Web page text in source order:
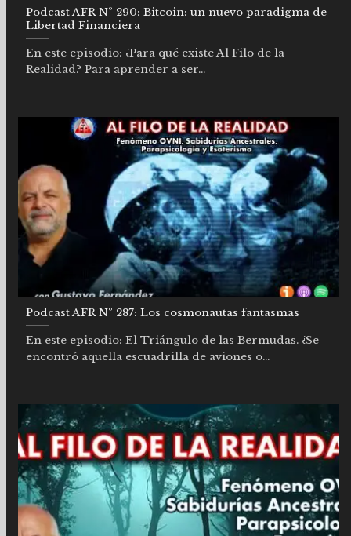
Podcast AFR Nº 290: Bitcoin: un nuevo paradigma de
Libertad Financiera
En este episodio: ¿Para qué existe Al Filo de la
Realidad? Para aprender a ser...
Podcast AFR Nº 287: Los cosmonautas fantasmas
En este episodio: El Triángulo de las Bermudas. ¿Se
encontró aquella escuadrilla de aviones o...